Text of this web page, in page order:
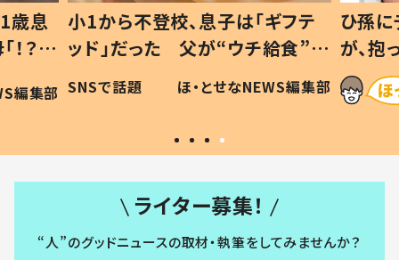
歳息
？」
編集部
小1から不登校、息子は「ギフテ
ッド」だった 父が“ウチ給食”を
作り続ける理由とは #令和の親
#令和の子
SNSで話題 ほ・とせなNEWS編集部
ひ孫
が、
「涙が
い」
ライター募集！
“人”のグッドニュースの取材・執筆をしてみませんか？